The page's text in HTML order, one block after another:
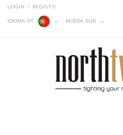
LOGIN / REGISTO
IDIOMA: PT MOEDA: EUR